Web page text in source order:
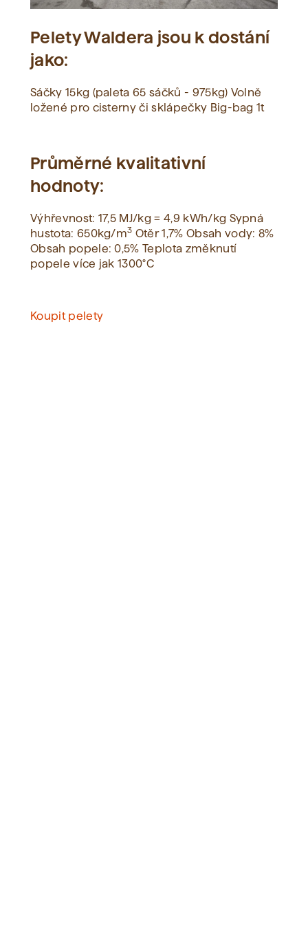
Pelety Waldera jsou k dostání
jako:
Sáčky 15kg (paleta 65 sáčků - 975kg) Volně
ložené pro cisterny či sklápečky Big-bag 1t
Průměrné kvalitativní
hodnoty:
Výhřevnost: 17,5 MJ/kg = 4,9 kWh/kg Sypná
hustota: 650kg/m3 Otěr 1,7% Obsah vody: 8%
Obsah popele: 0,5% Teplota změknutí
popele více jak 1300°C
Koupit pelety